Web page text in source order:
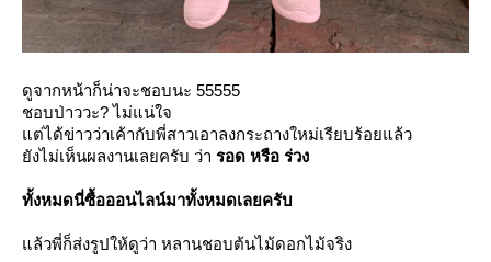
ดูจากหน้าก็น่าจะชอบนะ 55555
ชอบป่าววะ? ไม่แน่ใจ
ต่ได้ข่าวว่าเค้ากับพี่สาวเอาลงกระถางใหม่เรียบร้อยแล้ว
ังไม่เห็นผลงานเลยครับ ว่า รอด หรือ ร่วง
ทั้งหมดนี่ซื้อออนไลน์มาทั้งหมดเลยครับ
ล้วพี่ก็ส่งรูปให้ดูว่า หลานชอบต้นไม้ดอกไม้จริง